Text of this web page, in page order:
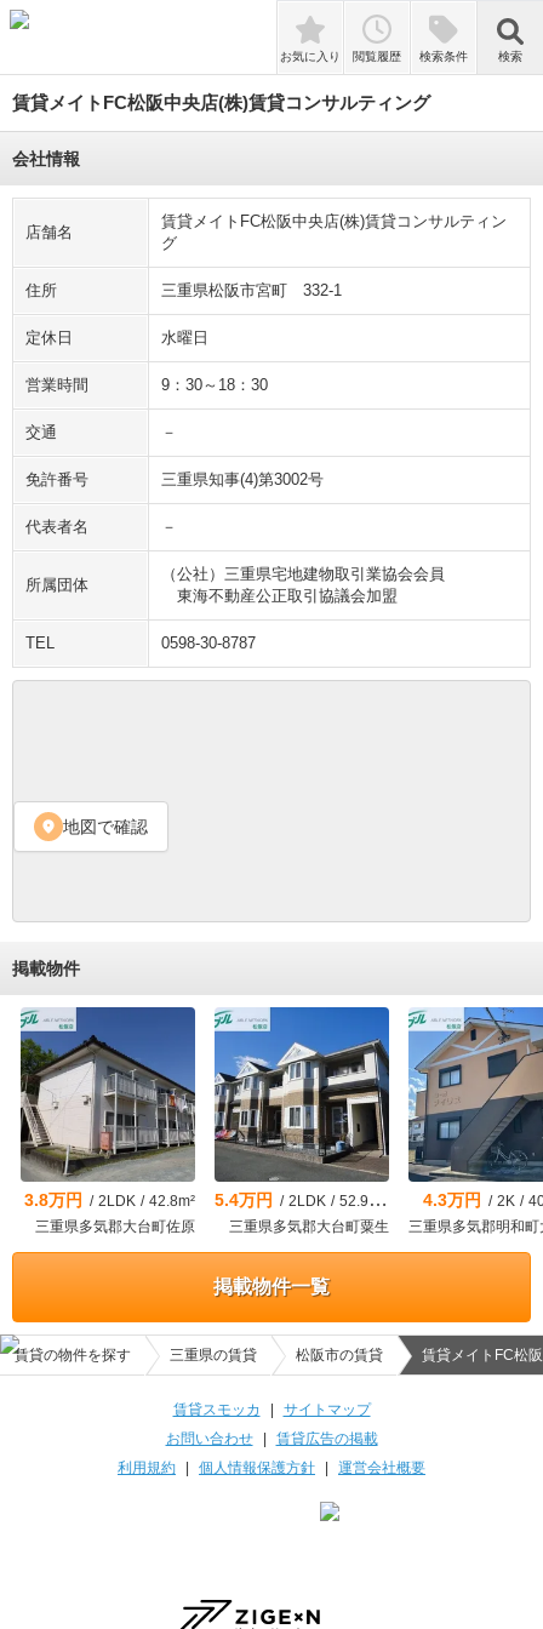
検索
お気に入り 閲覧履歴 検索条件 検索
賃貸メイトFC松阪中央店(株)賃貸コンサルティング
会社情報
店舗名
賃貸メイトFC松阪中央店(株)賃貸コンサルティン
グ
住所 三重県松阪市宮町 332-1
定休日 水曜日
営業時間 9：30～18：30
交通 －
免許番号 三重県知事(4)第3002号
代表者名 －
所属団体
（公社）三重県宅地建物取引業協会会員
東海不動産公正取引協議会加盟
TEL 0598-30-8787
location_on 地図で確認
掲載物件
3.8万円 / 2LDK / 42.8m²
三重県多気郡大台町佐原
5.4万円 / 2LDK / 52.95m²
三重県多気郡大台町粟生
4.3万円 / 2K /
掲載物件一覧
賃貸の物件を探す 三重県の賃貸 松阪市の賃貸 賃貸メイトFC松
賃貸スモッカ
サイトマップ
お問い合わせ| 賃貸広告の掲載
利用規約
個人情報保護方針 運営会社概要